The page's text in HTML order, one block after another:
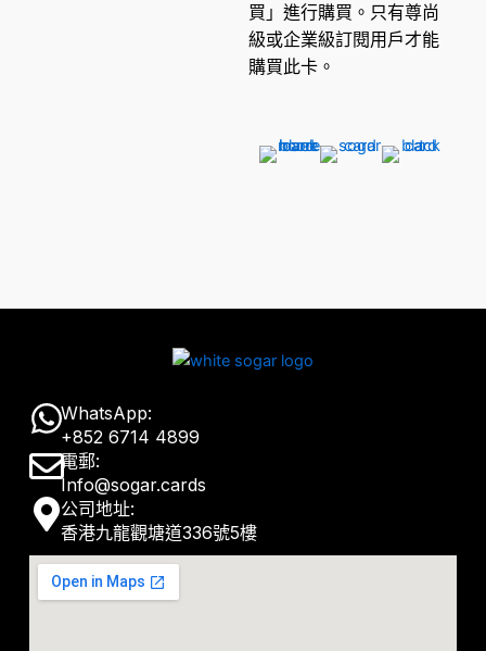
買 」進行購買。只有尊尚
級或企業級訂閱用戶才能
購買此卡。
W
h
a
t
s
a
WhatsApp:
+852 6714 4899
E
n
v
e
l
電郵:
Info@sogar.cards
M
a
p
公司地址:
香港九龍觀塘道336號5樓